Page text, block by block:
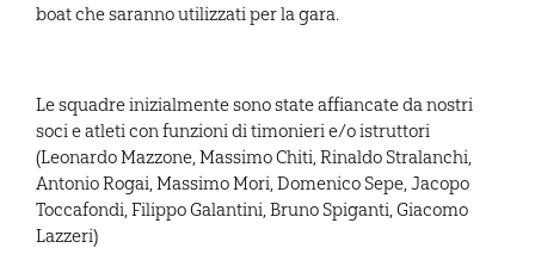
boat che saranno utilizzati per la gara.
Le squadre inizialmente sono state affiancate da nostri
soci e atleti con funzioni di timonieri e/o istruttori
(Leonardo Mazzone, Massimo Chiti, Rinaldo Stralanchi,
Antonio Rogai, Massimo Mori, Domenico Sepe, Jacopo
Toccafondi, Filippo Galantini, Bruno Spiganti, Giacomo
Lazzeri)